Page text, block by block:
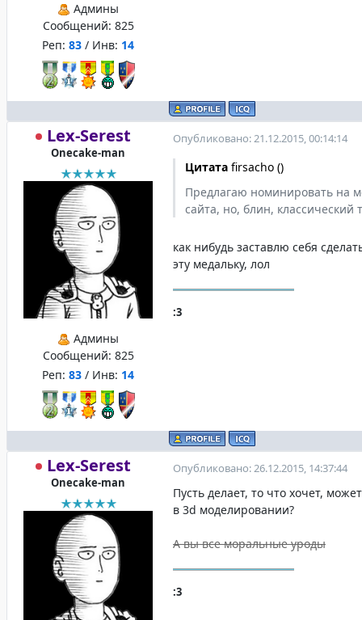
Админы
Сообщений: 825
Реп: 83 / Инв: 14
Lex-Serest
Onecake-man
Админы
Сообщений: 825
Реп: 83 / Инв: 14
Опубликовано: 21.12.2015, 00:14:14
Цитата firsacho ()
Предлагаю номинировать на
сайта, но, блин,
как нибудь заставлю себя
эту медальку, лол
:3
Lex-Serest
Onecake-man
Опубликовано: 26.12.2015, 14:37:44
Пусть делает, то что хочет,
в 3d моделировании?
А вы все моральные уроды
:3